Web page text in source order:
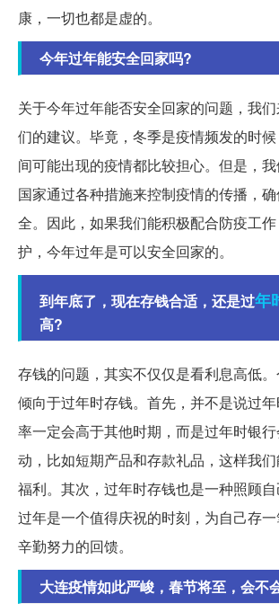
康，一切也都是虚的。
今年过年能安全回家吗?
关于今年过年能否安全回家的问题，我
们的建议。毕竟，冬季是疫情频发的时
间可能出现的疫情都比较担心。但是，我
国家通过各种措施来控制疫情的传播，
全。因此，如果我们能积极配合防疫工
护，今年过年是可以安全回家的。
到年底了，现在存钱合适，还是过年
高?
存钱的问题，其实不仅仅是看利息高低
倾向于过年时存钱。首先，并不是说过
率一定会高于其他时期，而是过年时银
动，比如短期产品和存款礼品，这样我
福利。其次，过年时存钱也是一种照顾
过年是一个值得庆祝的时刻，为自己存
辛勤努力的回馈。
大连疫情如此严峻，春节将至，会不